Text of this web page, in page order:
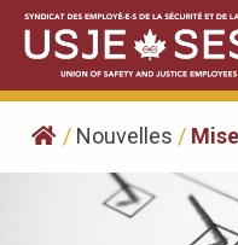
Skip
content
/ Nouvelles /